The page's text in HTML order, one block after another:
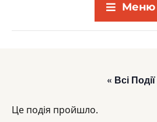
Меню
« Всі Події
Це подія пройшло.